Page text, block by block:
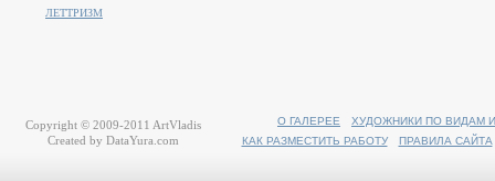
ЛЕТТРИЗМ
О ГАЛЕРЕЕ
ХУДОЖНИКИ ПО ВИДАМ
КАК РАЗМЕСТИТЬ РАБОТУ
ПРАВИЛА САЙТА
Copyright © 2009-2011 ArtVladis
Created by DataYura.com